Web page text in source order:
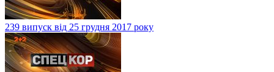
239 випуск від 25 грудня 2017 року